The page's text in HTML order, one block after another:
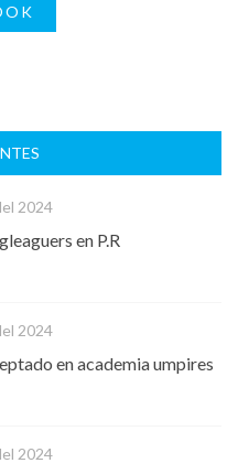
2024
en P.R
2024
en academia umpires
2024